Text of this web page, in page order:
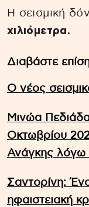
Η σεισμική
χιλιόμετρα.
Διαβάστε
Ο νέος
Μινώα
Οκτωβρίου
Ανάγκης λόγω
Σαντορίνη:
ηφαιστειακή